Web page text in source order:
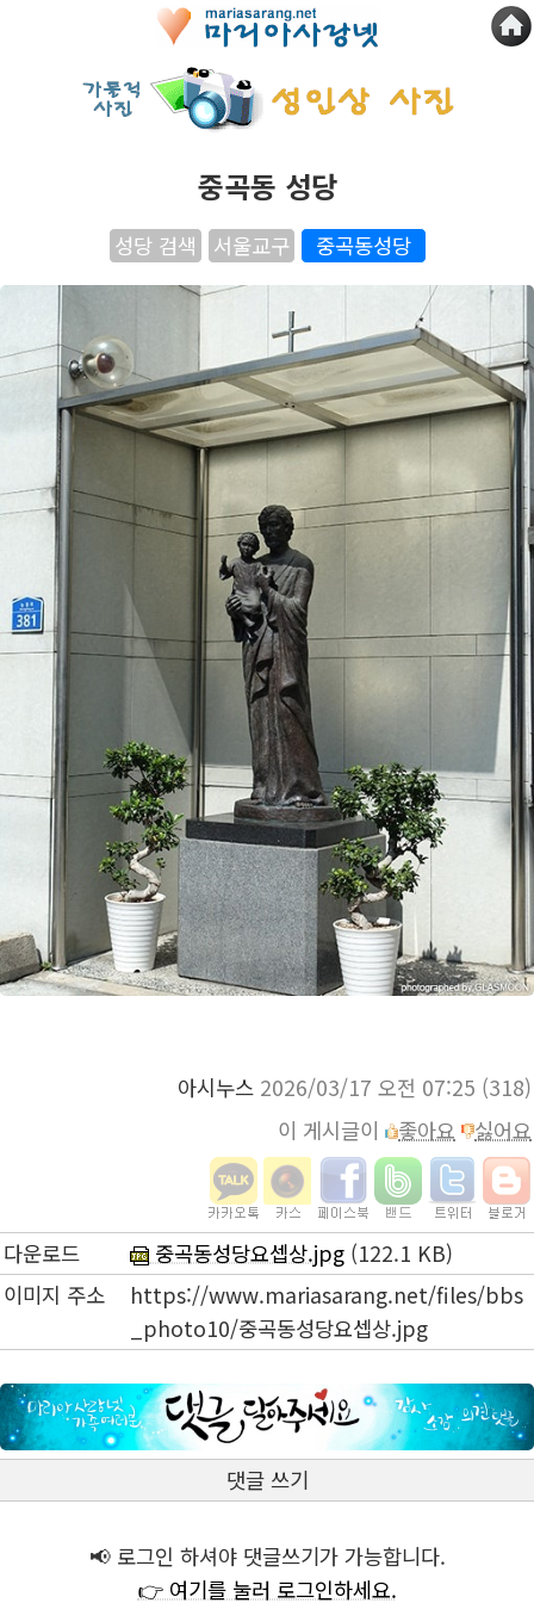
중곡동 성당
성당 검색 서울교구 중곡동성당
아시누스 2026/03/17 오전 07:25 (318)
이 게시글이
좋아요 싫어요
다운로드 중곡동성당요셉상.jpg (122.1 KB)
이미지 주소
https://www.mariasarang.net/files/bbs
_photo10/중곡동성당요셉상.jpg
댓글 쓰기
📢 로그인 하셔야 댓글쓰기가 가능합니다.
👉 여기를 눌러 로그인하세요.